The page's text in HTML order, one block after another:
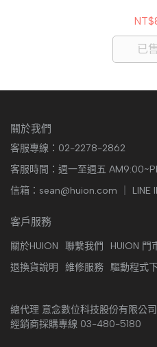
已
關於我們
客服專線：02-2278-2862
客服時間：週一至週五
信箱：sean@huion.com ｜ LINE
客戶服務
關於HUION 聯繫我們 HUION 門
退換貨說明
維修服務 驅動程式
總代理 意念數位科技股份有限公司
經銷商採購專線 03-480-5180